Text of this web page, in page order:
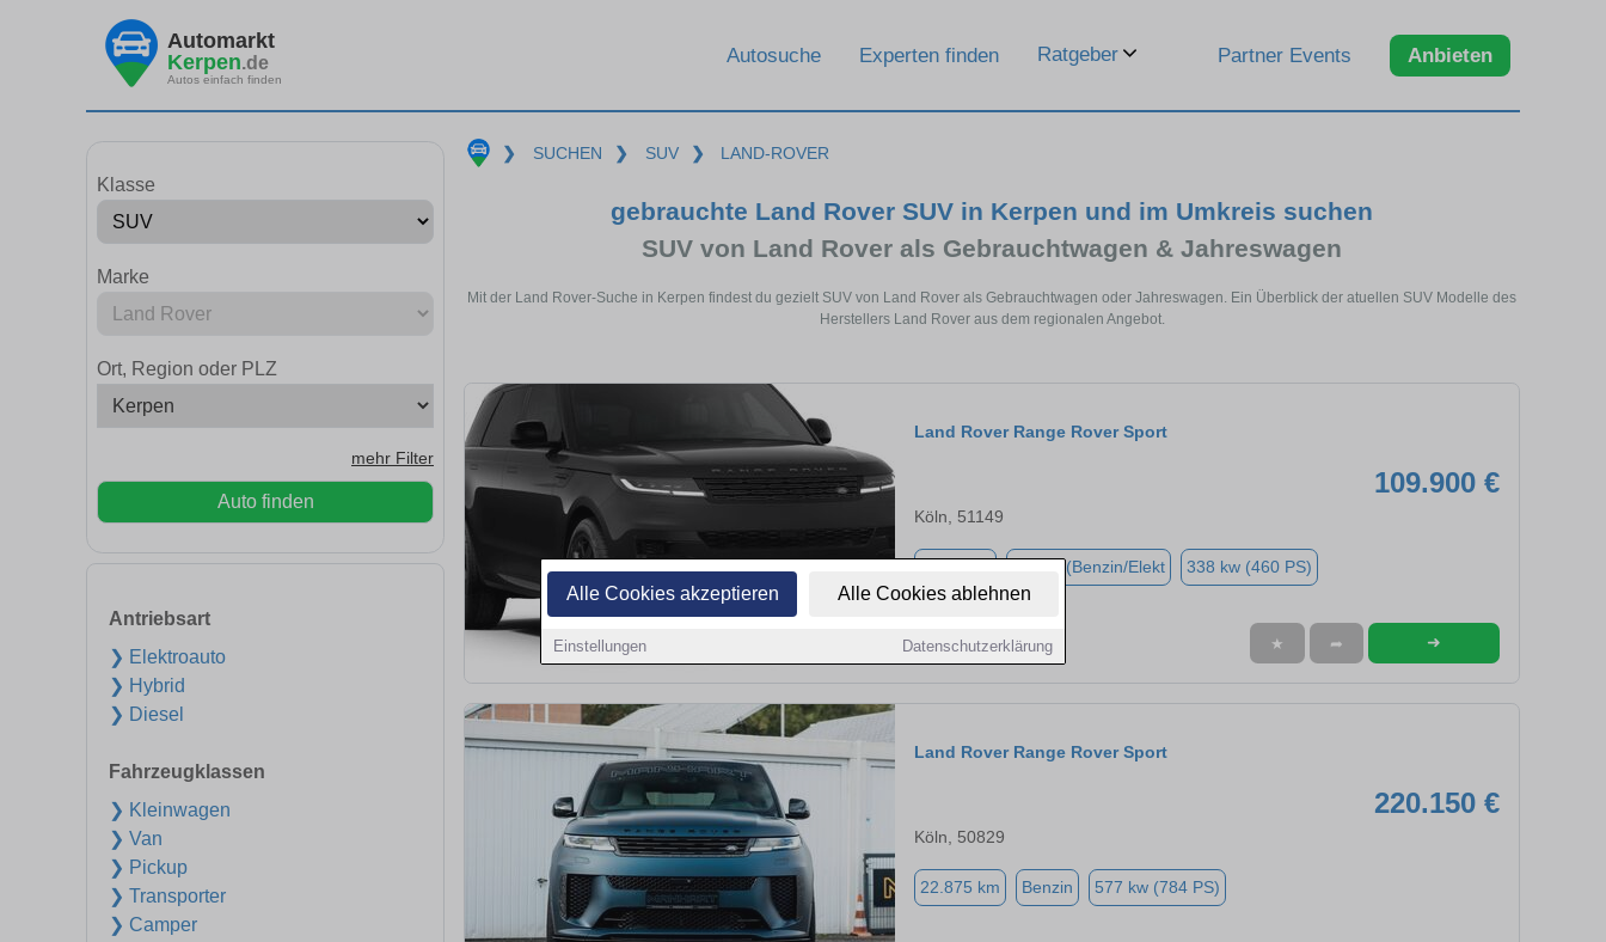
Alle Cookies akzeptieren Alle Cookies ablehnen
Einstellungen Datenschutzerklärung
Automarkt
Kerpen.de
Autos einfach finden
Autosuche Experten finden Ratgeber Partner Events Anbieten
Klasse
Marke
Ort, Region oder PLZ
mehr Filter
Auto finden
Antriebsart
❯ Elektroauto
❯ Hybrid
❯ Diesel
Fahrzeugklassen
❯ Kleinwagen
❯ Van
❯ Pickup
❯ Transporter
❯ Camper
❯ SUCHEN ❯ SUV ❯ LAND-ROVER
gebrauchte Land Rover SUV in Kerpen und im Umkreis suchen
SUV von Land Rover als Gebrauchtwagen & Jahreswagen
Mit der Land Rover-Suche in Kerpen findest du gezielt SUV von Land Rover als Gebrauchtwagen oder Jahreswagen. Ein Überblick der atuellen SUV Modelle des
Herstellers Land Rover aus dem regionalen Angebot.
Land Rover Range Rover Sport
109.900 €
Köln, 51149
Hybrid (Benzin/Elekt 338 kw (460 PS)
★ ➦ ➜
Land Rover Range Rover Sport
220.150 €
Köln, 50829
22.875 km Benzin 577 kw (784 PS)